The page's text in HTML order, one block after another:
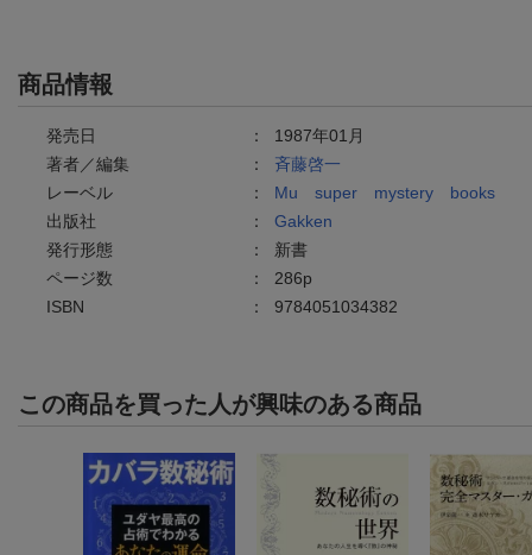
商品情報
発売日 ： 1987年01月
著者／編集
： 斉藤啓一
レーベル
： Mu super mystery books
出版社
： Gakken
発行形態
： 新書
ページ数
： 286p
ISBN
： 9784051034382
この商品を買った人が興味のある商品